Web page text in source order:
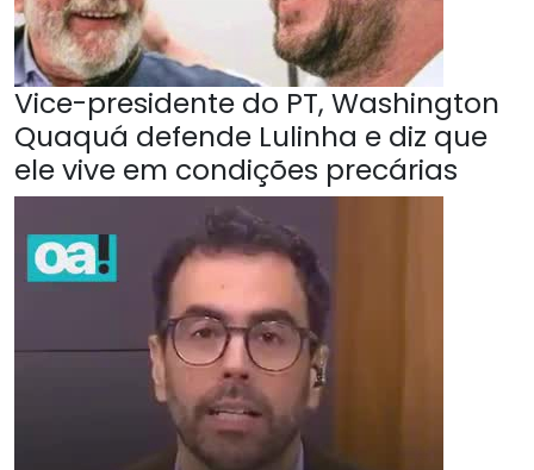
Vice-presidente do PT, Washington
Quaquá defende Lulinha e diz que
ele vive em condições precárias